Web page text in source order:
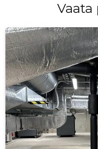
vastavad sätestatud
projekteeritavuse
erivajadustega ruumidele. Me valmistame ja
seadmeid ja